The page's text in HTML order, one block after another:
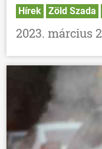
Hírek Zöld Szada
2023. március